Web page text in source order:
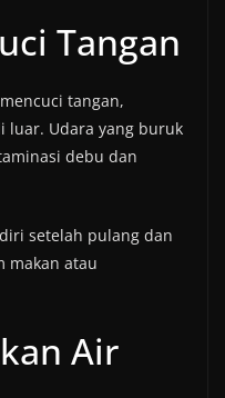
Tangan
tangan,
luar. Udara yang buruk
debu dan
setelah pulang dan
makan atau
Air